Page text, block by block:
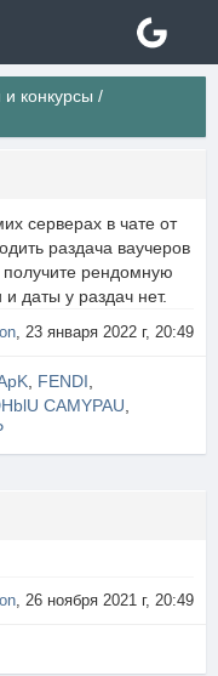
и конкурсы /
серверах в чате от
раздача ваучеров
получите рендомную
даты у раздач нет.
, 23 января 2022 г, 20:49
FENDI
CAMYPAU
, 26 ноября 2021 г, 20:49